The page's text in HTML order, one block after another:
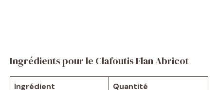
Ingrédients pour le Clafoutis Flan Abricot
Ingrédient Quantité